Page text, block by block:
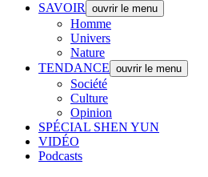
SAVOIR
ouvrir le menu
Homme
Univers
Nature
TENDANCE ouvrir le menu
Société
Culture
Opinion
SPÉCIAL SHEN YUN
VIDÉO
Podcasts